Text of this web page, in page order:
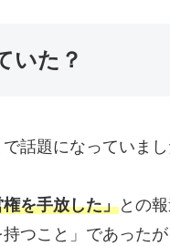
いた？
話題になっていまし
を手放した」との
つこと」であった